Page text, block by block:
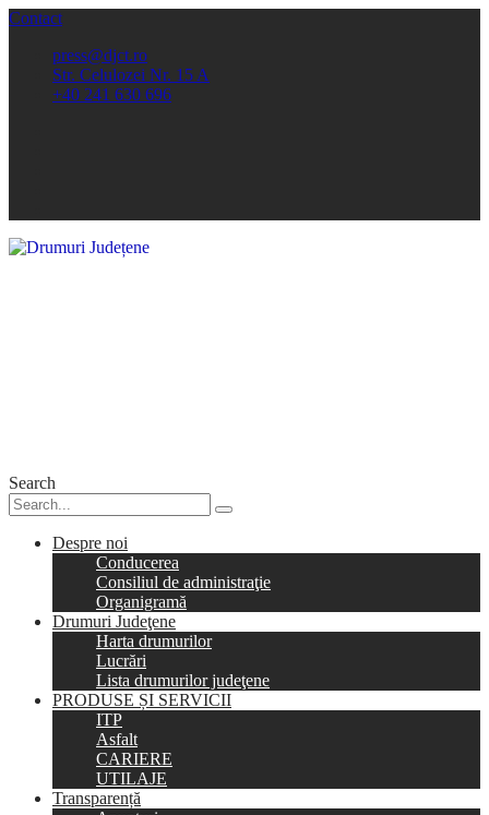
Contact
press@djct.ro
Str. Celulozei Nr. 15 A
+40 241 630 696
Search
Despre noi
Conducerea
Consiliul de administraţie
Organigramă
Drumuri Judeţene
Harta drumurilor
Lucrări
Lista drumurilor judeţene
PRODUSE ȘI SERVICII
ITP
Asfalt
CARIERE
UTILAJE
Transparență